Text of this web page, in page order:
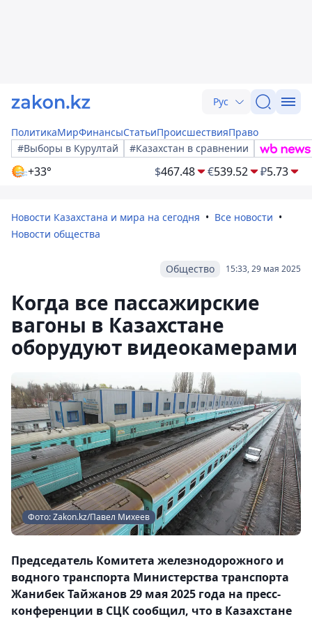
Рус
ПолитикаМирФинансыСтатьиПроисшествияПраво
#Выборы в Курултай
#Казахстан в сравнении
+33° $467.48 €539.52 ₽5.73
Новости Казахстана и мира на сегодня
Все новости
Новости общества
15:33, 29 мая 2025
Общество
Когда все пассажирские
вагоны в Казахстане
оборудуют видеокамерами
Фото: Zakon.kz/Павел Михеев
Председатель Комитета железнодорожного и
водного транспорта Министерства транспорта
Жанибек Тайжанов 29 мая 2025 года на пресс-
конференции в СЦК сообщил, что в Казахстане